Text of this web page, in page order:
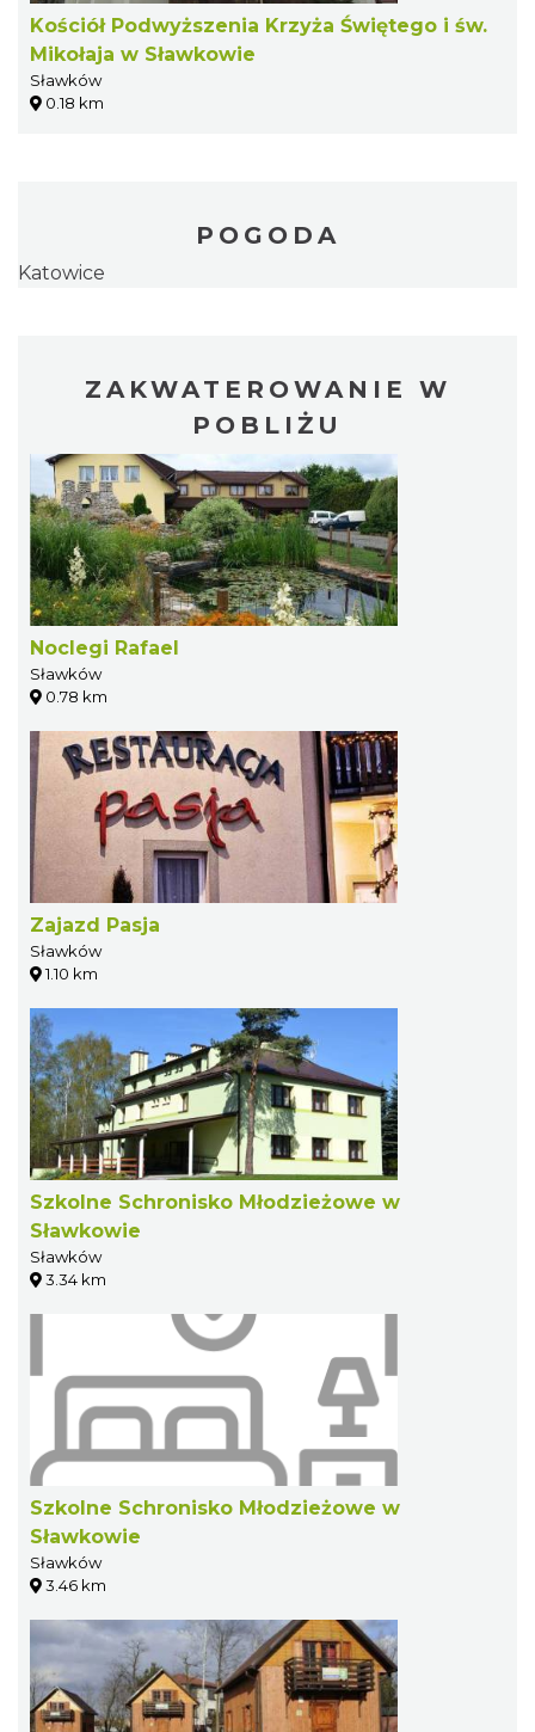
Kościół Podwyższenia Krzyża Świętego i św.
Mikołaja w Sławkowie
Sławków
0.18 km
POGODA
Katowice
ZAKWATEROWANIE W
POBLIŻU
Noclegi Rafael
Sławków
0.78 km
Zajazd Pasja
Sławków
1.10 km
Szkolne Schronisko Młodzieżowe w
Sławkowie
Sławków
3.34 km
Szkolne Schronisko Młodzieżowe w
Sławkowie
Sławków
3.46 km